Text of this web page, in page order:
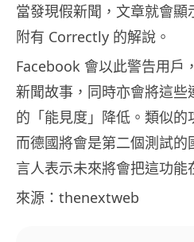
當發現假新聞，文章就會
附有 Correctly 的解說。
Facebook 會以此警告用戶
新聞故事，同時亦會將這
的「能見度」降低。類似的
而德國將會是第二個測試
言人表示未來將會把這功能
來源：thenextweb